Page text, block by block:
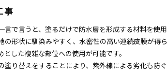
事
言で言うと、塗るだけで防水層を形成する材料を使用
の形状に馴染みやすく、水密性の高い連続皮膜が得ら
した複雑な部位への使用が可能です。
塗り替えをすることにより、紫外線による劣化も防